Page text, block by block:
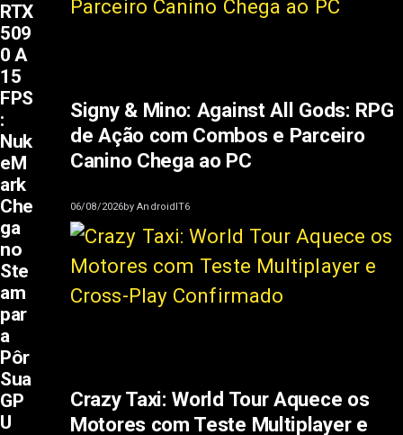
RTX
509
0 A
15
FPS
:
Nuk
eM
ark
Che
ga
no
Ste
am
par
a
Pôr
Sua
GP
U
Signy & Mino: Against All Gods: RPG
de Ação com Combos e Parceiro
Canino Chega ao PC
06/08/2026byAndroidIT6
Crazy Taxi: World Tour Aquece os
Motores com Teste Multiplayer e